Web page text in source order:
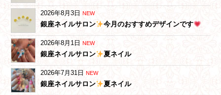
2026年8月3日 NEW
銀座ネイルサロン 今月のおすすめデザインです
2026年8月1日 NEW
銀座ネイルサロン 夏ネイル
2026年7月31日 NEW
銀座ネイルサロン 夏ネイル